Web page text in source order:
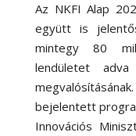
Az NKFI Alap
együtt is
mintegy 80
lendületet
bejelentett
Innovációs